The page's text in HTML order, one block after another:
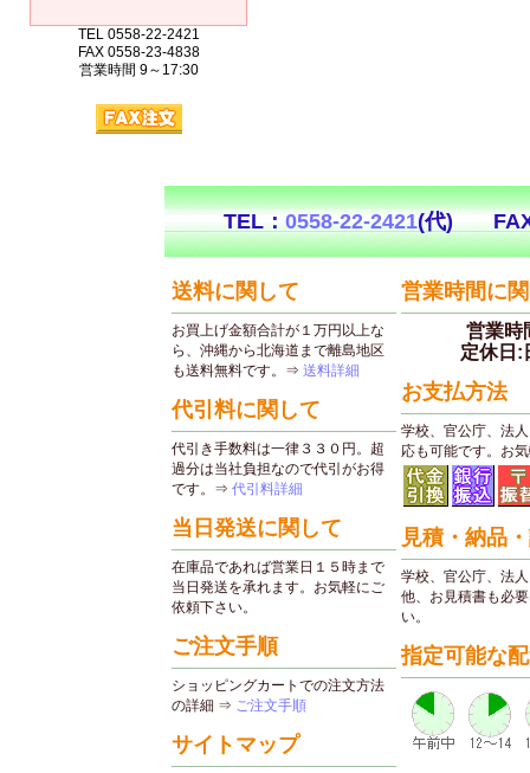
TEL 0558-22-2421
FAX 0558-23-4838
営業時間 9～17:30